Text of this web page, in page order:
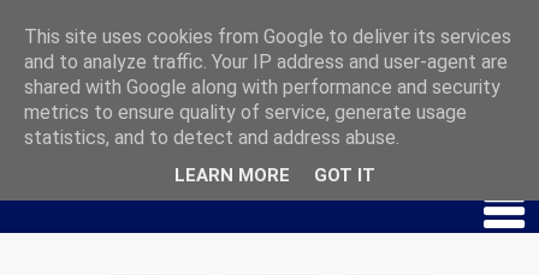
HOME
CHI SIAMO
PALAZZO MAR PICCOLO
APPARTAMENTO
This site uses cookies from Google to deliver its services
and to analyze traffic. Your IP address and user-agent are
shared with Google along with performance and security
metrics to ensure quality of service, generate usage
statistics, and to detect and address abuse.
LEARN MORE GOT IT